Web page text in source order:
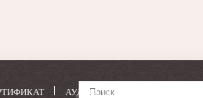
АУДИОСПЕКТАКЛИ